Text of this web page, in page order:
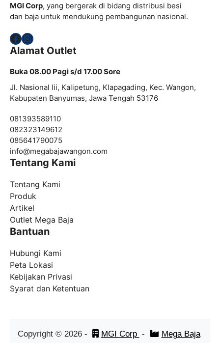
MGI Corp, yang bergerak di bidang distribusi besi
dan baja untuk mendukung pembangunan nasional.
Facebook
Instagram
Alamat Outlet
Buka 08.00 Pagi s/d 17.00 Sore
Jl. Nasional Iii, Kalipetung, Klapagading, Kec. Wangon,
Kabupaten Banyumas, Jawa Tengah 53176
081393589110
082323149612
085641790075
info@megabajawangon.com
Tentang Kami
Tentang Kami
Produk
Artikel
Outlet Mega Baja
Bantuan
Hubungi Kami
Peta Lokasi
Kebijakan Privasi
Syarat dan Ketentuan
Copyright © 2026- MGI Corp - Mega Baja